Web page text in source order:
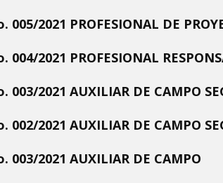
2021 PROFESIONAL DE
004/2021 PROFESIONAL
003/2021 AUXILIAR DE CAMPO
002/2021 AUXILIAR DE CAMPO
003/2021 AUXILIAR DE CAMPO